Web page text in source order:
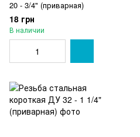
20 - 3/4" (приварная)
18 грн
В наличии